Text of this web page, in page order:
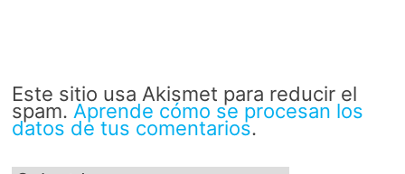
Este sitio usa Akismet para reducir el
spam. Aprende cómo se procesan los
datos de tus comentarios.